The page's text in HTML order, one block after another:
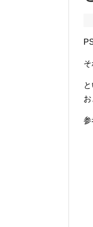
参